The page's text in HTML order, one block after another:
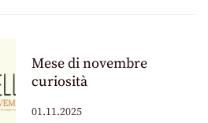
Mese di novembre
curiosità
01.11.2025